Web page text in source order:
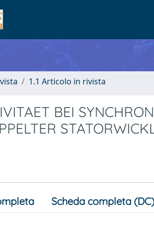
1.1 Articolo in rivista
BEI
Scheda completa (DC)